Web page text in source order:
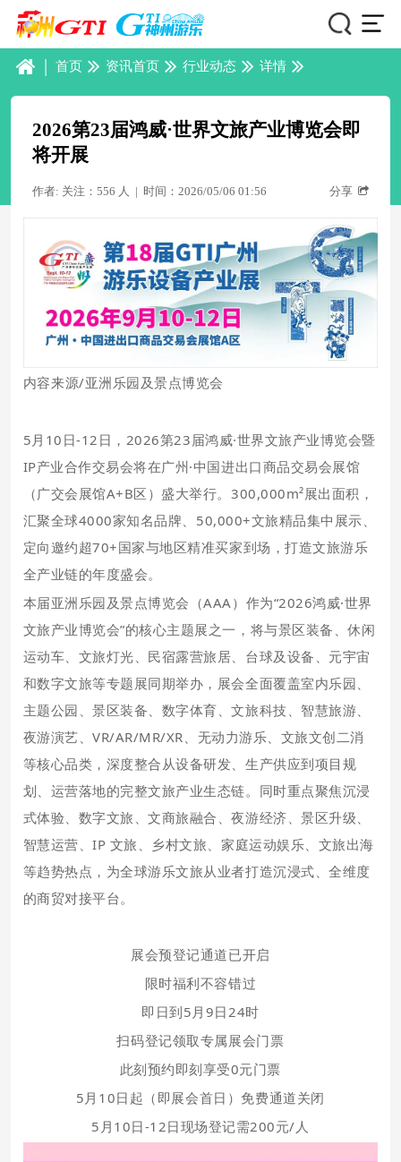
| 首页 资讯首页 行业动态 详情
2026第23届鸿威·世界文旅产业博览会即
将开展
作者: 关注：556 人 | 时间：2026/05/06 01:56 分享
内容来源/亚洲乐园及景点博览会
5月10日-12日， 2026第23届鸿威·世界文旅产业博览会暨
IP产业合作交易会将在广州·中国进出口商品交易会展馆
（广交会展馆A+B区）盛大举行。 300,000m²展出面积，
汇聚全球4000家知名品牌、 50,000+文旅精品集中展示、
定向邀约超70+国家与地区精准买家到场 ，打造文旅游乐
全产业链的年度盛会。
本届亚洲乐园及景点博览会（AAA）作为“2026鸿威·世界
文旅产业博览会”的核心主题展之一，将与景区装备、休闲
运动车、文旅灯光、民宿露营旅居、台球及设备、元宇宙
和数字文旅等专题展同期举办， 展会全面覆盖室内乐园、
主题公园、景区装备、数字体育、文旅科技、智慧旅游、
夜游演艺、VR/AR/MR/XR、无动力游乐、文旅文创二消
等核心品类， 深度整合从设备研发、生产供应到项目规
划、运营落地的完整文旅产业生态链。同时重点聚焦沉浸
式体验、数字文旅、文商旅融合、夜游经济、景区升级、
智慧运营、IP 文旅、乡村文旅、家庭运动娱乐、文旅出海
等趋势热点，为全球游乐文旅从业者打造沉浸式、全维度
的商贸对接平台。
展会预登记通道已开启
限时福利不容错过
即日到5月9日24时
扫码登记领取专属展会门票
此刻预约即刻享受0元门票
5月10日起（即展会首日）免费通道关闭
5月10日-12日现场登记需200元/人